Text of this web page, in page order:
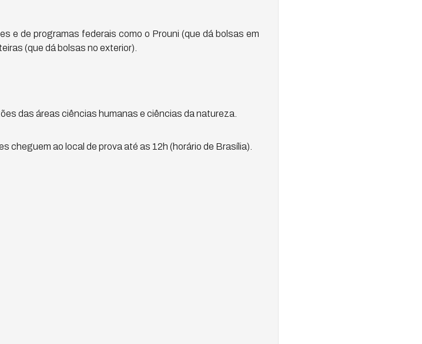
e de programas federais como o Prouni (que dá bolsas em
(que dá bolsas no exterior).
das áreas ciências humanas e ciências da natureza.
ao local de prova até as 12h (horário de Brasília).